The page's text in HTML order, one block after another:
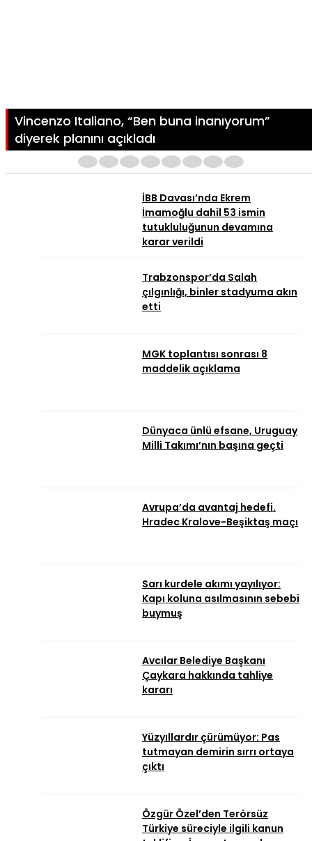
Vincenzo Italiano, “Ben buna inanıyorum”
diyerek planını açıkladı
İBB Davası’nda Ekrem
İmamoğlu dahil 53 ismin
tutukluluğunun devamına
karar verildi
Trabzonspor’da Salah
çılgınlığı, binler stadyuma akın
etti
MGK toplantısı sonrası 8
maddelik açıklama
Dünyaca ünlü efsane, Uruguay
Milli Takımı’nın başına geçti
Avrupa’da avantaj hedefi.
Hradec Kralove-Beşiktaş maçı
Sarı kurdele akımı yayılıyor:
Kapı koluna asılmasının sebebi
buymuş
Avcılar Belediye Başkanı
Çaykara hakkında tahliye
kararı
Yüzyıllardır çürümüyor: Pas
tutmayan demirin sırrı ortaya
çıktı
Özgür Özel’den Terörsüz
Türkiye süreciyle ilgili kanun